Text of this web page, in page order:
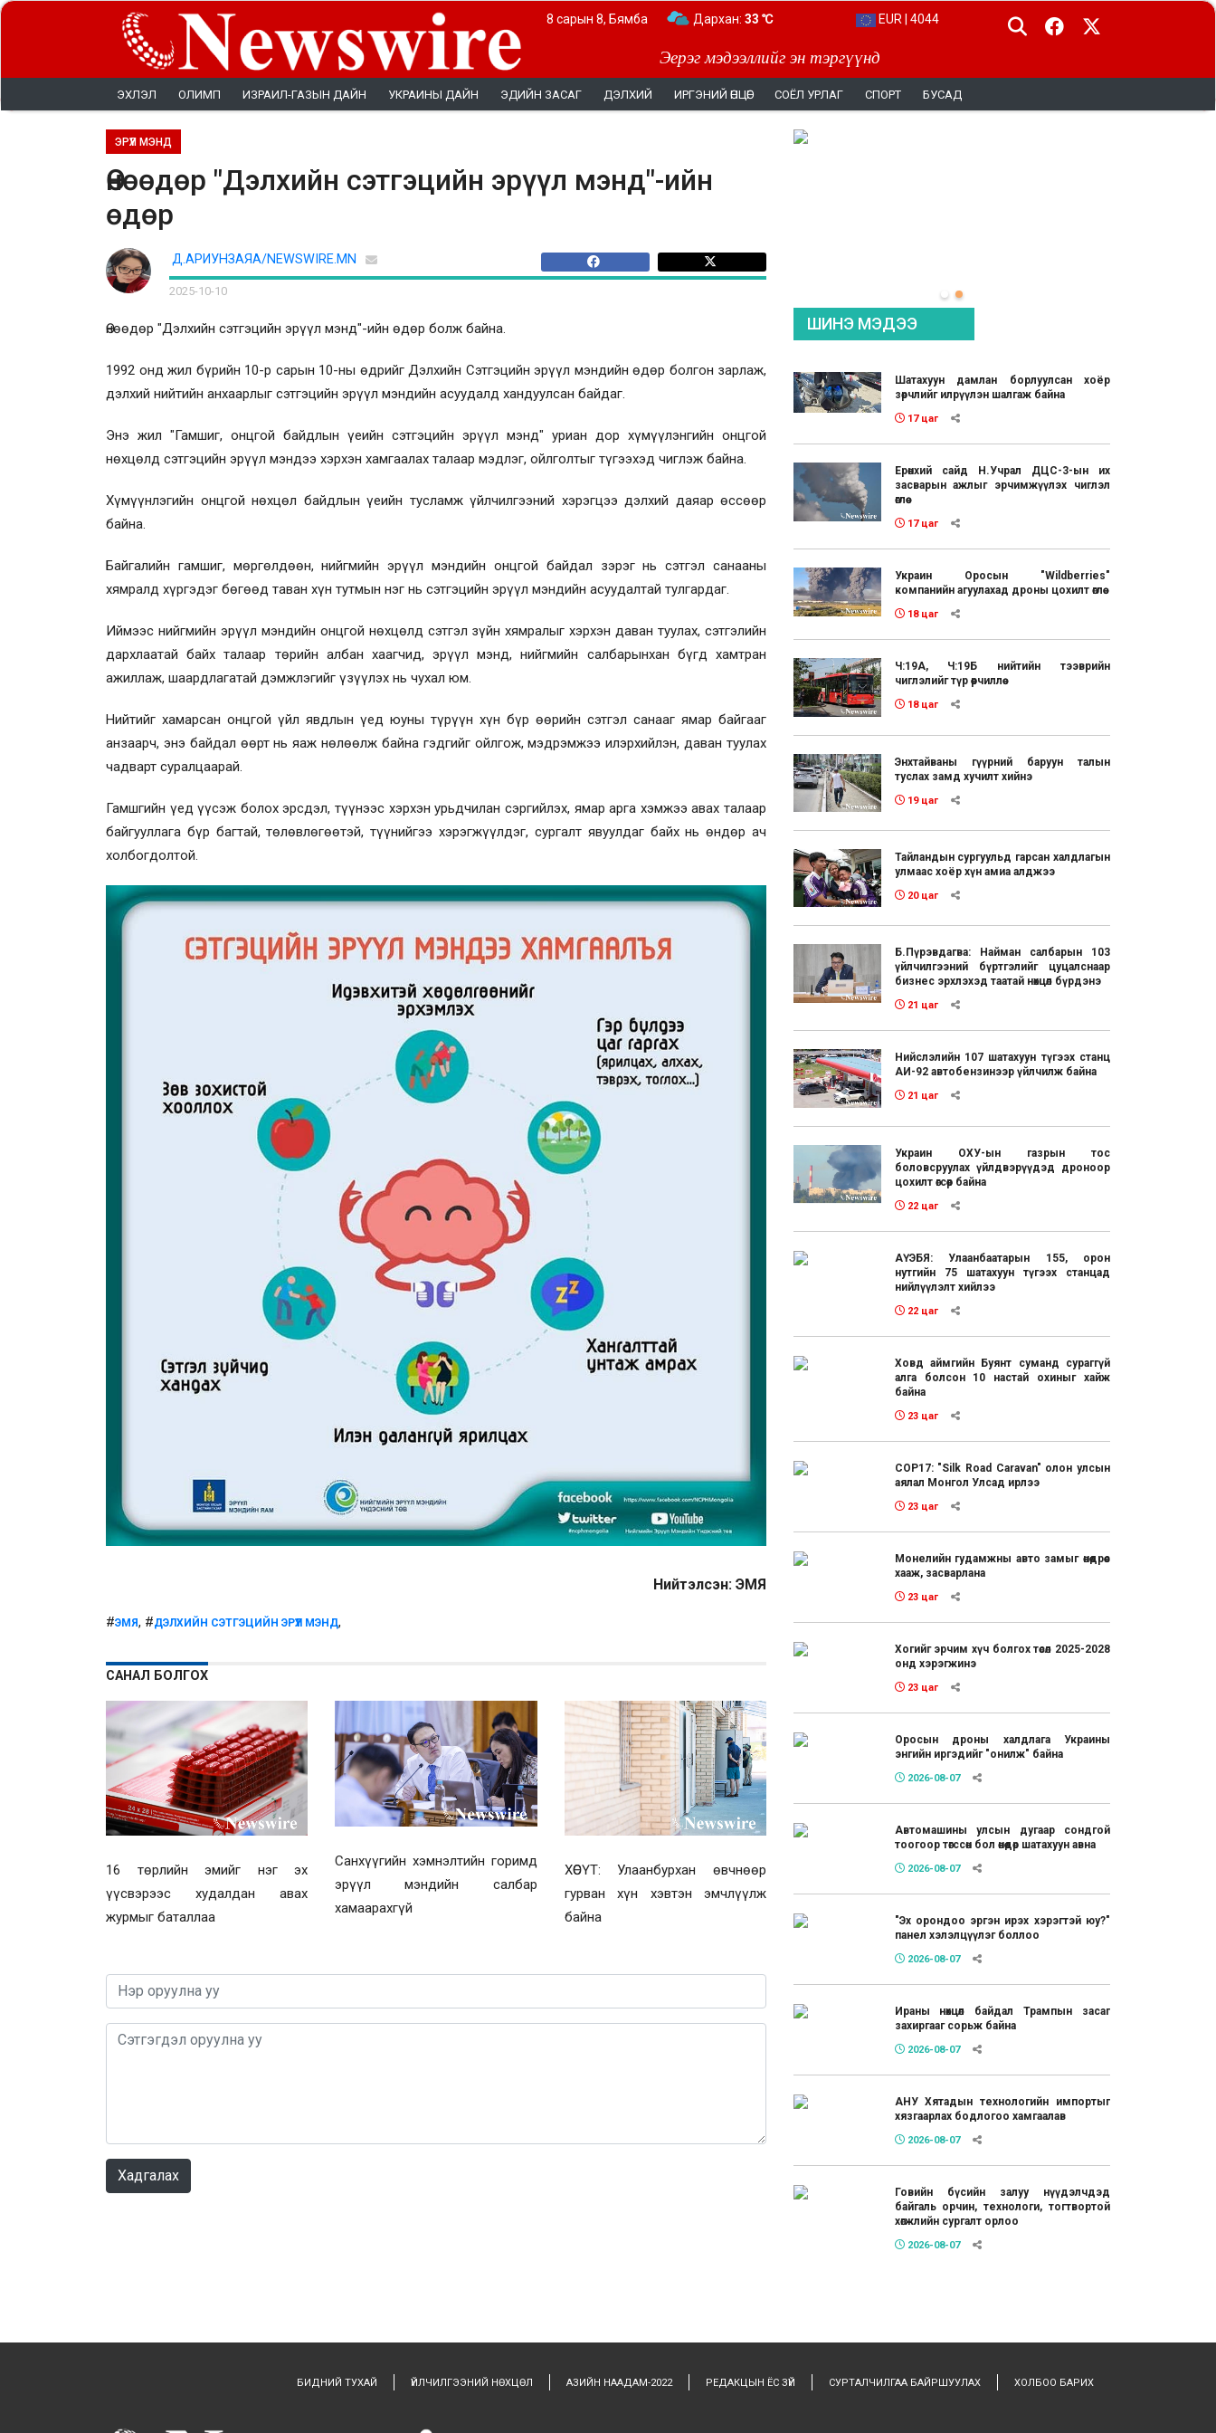
Эерэг мэдээллийг эн тэргүүнд
8 сарын 8, Бямба Дархан: 33 ℃ EUR | 4044
ЭХЛЭЛ ОЛИМП ИЗРАИЛ-ГАЗЫН ДАЙН УКРАИНЫ ДАЙН ЭДИЙН ЗАСАГ ДЭЛХИЙ ИРГЭНИЙ ӨНЦӨГ СОЁЛ УРЛАГ СПОРТ БУСАД
ЭРҮҮЛ МЭНД
Өнөөдөр "Дэлхийн сэтгэцийн эрүүл мэнд"-ийн
өдөр
Д.АРИУНЗАЯА/NEWSWIRE.MN
2025-10-10
Өнөөдөр "Дэлхийн сэтгэцийн эрүүл мэнд"-ийн өдөр болж байна.
1992 онд жил бүрийн 10-р сарын 10-ны өдрийг Дэлхийн Сэтгэцийн эрүүл мэндийн өдөр болгон зарлаж,
дэлхий нийтийн анхаарлыг сэтгэцийн эрүүл мэндийн асуудалд хандуулсан байдаг.
Энэ жил "Гамшиг, онцгой байдлын үеийн сэтгэцийн эрүүл мэнд" уриан дор хүмүүлэнгийн онцгой
нөхцөлд сэтгэцийн эрүүл мэндээ хэрхэн хамгаалах талаар мэдлэг, ойлголтыг түгээхэд чиглэж байна.
Хүмүүнлэгийн онцгой нөхцөл байдлын үеийн тусламж үйлчилгээний хэрэгцээ дэлхий даяар өссөөр
байна.
Байгалийн гамшиг, мөргөлдөөн, нийгмийн эрүүл мэндийн онцгой байдал зэрэг нь сэтгэл санааны
хямралд хүргэдэг бөгөөд таван хүн тутмын нэг нь сэтгэцийн эрүүл мэндийн асуудалтай тулгардаг.
Иймээс нийгмийн эрүүл мэндийн онцгой нөхцөлд сэтгэл зүйн хямралыг хэрхэн даван туулах, сэтгэлийн
дархлаатай байх талаар төрийн албан хаагчид, эрүүл мэнд, нийгмийн салбарынхан бүгд хамтран
ажиллаж, шаардлагатай дэмжлэгийг үзүүлэх нь чухал юм.
Нийтийг хамарсан онцгой үйл явдлын үед юуны түрүүн хүн бүр өөрийн сэтгэл санааг ямар байгааг
анзаарч, энэ байдал өөрт нь яаж нөлөөлж байна гэдгийг ойлгож, мэдрэмжээ илэрхийлэн, даван туулах
чадварт суралцаарай.
Гамшгийн үед үүсэж болох эрсдэл, түүнээс хэрхэн урьдчилан сэргийлэх, ямар арга хэмжээ авах талаар
байгууллага бүр багтай, төлөвлөгөөтэй, түүнийгээ хэрэгжүүлдэг, сургалт явуулдаг байх нь өндөр ач
холбогдолтой.
Нийтэлсэн: ЭМЯ
#ЭМЯ, #ДЭЛХИЙН СЭТГЭЦИЙН ЭРҮҮЛ МЭНД,
САНАЛ БОЛГОХ
16 төрлийн эмийг нэг эх
үүсвэрээс худалдан авах
журмыг баталлаа
Санхүүгийн хэмнэлтийн горимд
эрүүл мэндийн салбар
хамаарахгүй
ХӨСҮТ: Улаанбурхан өвчнөөр
гурван хүн хэвтэн эмчлүүлж
байна
Хадгалах
ШИНЭ МЭДЭЭ
Шатахуун дамлан борлуулсан хоёр
зөрчлийг илрүүлэн шалгаж байна
17 цаг
Ерөнхий сайд Н.Учрал ДЦС-3-ын их
засварын ажлыг эрчимжүүлэх чиглэл
өглөө
17 цаг
Украин Оросын "Wildberries"
компанийн агуулахад дроны цохилт өглөө
18 цаг
Ч:19А, Ч:19Б нийтийн тээврийн
чиглэлийг түр өөрчиллөө
18 цаг
Энхтайваны гүүрний баруун талын
туслах замд хучилт хийнэ
19 цаг
Тайландын сургуульд гарсан халдлагын
улмаас хоёр хүн амиа алджээ
20 цаг
Б.Пүрэвдагва: Найман салбарын 103
үйлчилгээний бүртгэлийг цуцалснаар
бизнес эрхлэхэд таатай нөхцөл бүрдэнэ
21 цаг
Нийслэлийн 107 шатахуун түгээх станц
АИ-92 автобензинээр үйлчилж байна
21 цаг
Украин ОХУ-ын газрын тос
боловсруулах үйлдвэрүүдэд дроноор
цохилт өгсөөр байна
22 цаг
АҮЭБЯ: Улаанбаатарын 155, орон
нутгийн 75 шатахуун түгээх станцад
нийлүүлэлт хийлээ
22 цаг
Ховд аймгийн Буянт суманд сураггүй
алга болсон 10 настай охиныг хайж
байна
23 цаг
COP17: "Silk Road Caravan" олон улсын
аялал Монгол Улсад ирлээ
23 цаг
Монелийн гудамжны авто замыг өнөөдрөөс
хааж, засварлана
23 цаг
Хогийг эрчим хүч болгох төсөл 2025-2028
онд хэрэгжинэ
23 цаг
Оросын дроны халдлага Украины
энгийн иргэдийг "онилж" байна
2026-08-07
Автомашины улсын дугаар сондгой
тоогоор төгссөн бол өнөөдөр шатахуун авна
2026-08-07
"Эх орондоо эргэн ирэх хэрэгтэй юу?"
панел хэлэлцүүлэг боллоо
2026-08-07
Ираны нөхцөл байдал Трампын засаг
захиргааг сорьж байна
2026-08-07
АНУ Хятадын технологийн импортыг
хязгаарлах бодлогоо хамгаалав
2026-08-07
Говийн бүсийн залуу нүүдэлчдэд
байгаль орчин, технологи, тогтвортой
хөгжлийн сургалт орлоо
2026-08-07
БИДНИЙ ТУХАЙ ҮЙЛЧИЛГЭЭНИЙ НӨХЦӨЛ АЗИЙН НААДАМ-2022 РЕДАКЦЫН ЁС ЗҮЙ СУРТАЛЧИЛГАА БАЙРШУУЛАХ ХОЛБОО БАРИХ